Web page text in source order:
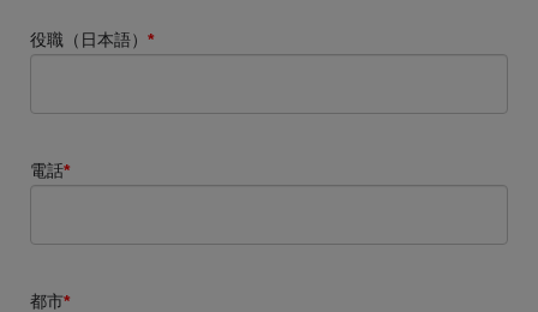
役職（日本語） *
電話*
都市*